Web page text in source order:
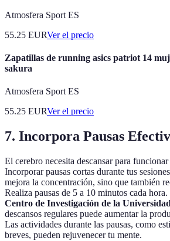
Atmosfera Sport ES
55.25 EURVer el precio
Zapatillas de running asics patriot 14
sakura
Atmosfera Sport ES
55.25 EURVer el precio
7. Incorpora Pausas
El cerebro necesita descansar para
Incorporar pausas cortas durante tus
mejora la concentración, sino que también
Realiza pausas de 5 a 10 minutos cada
Centro de Investigación de la
descansos regulares puede aumentar la
Las actividades durante las pausas, como
breves, pueden rejuvenecer tu mente.